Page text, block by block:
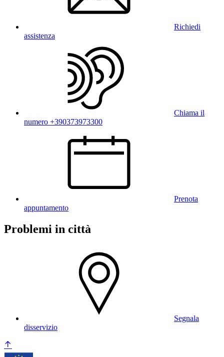
Richiedi
assistenza
Chiama il
numero +390373973300
Prenota
appuntamento
Problemi in città
Segnala
disservizio